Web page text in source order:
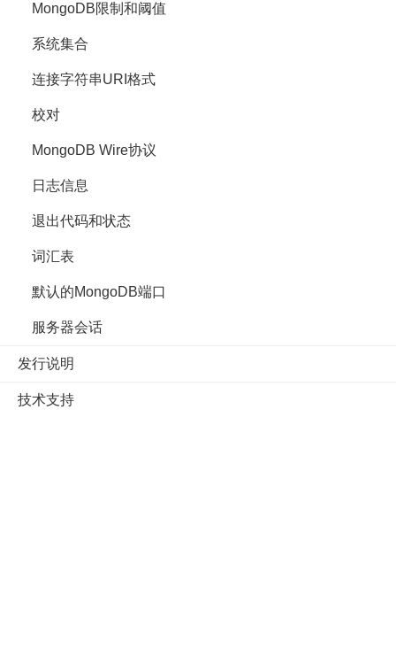
MongoDB限制和阈值
系统集合
连接字符串URI格式
校对
MongoDB Wire协议
日志信息
退出代码和状态
词汇表
默认的MongoDB端口
服务器会话
发行说明
技术支持